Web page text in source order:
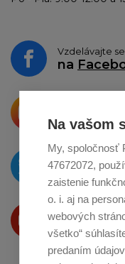
Na vašom
My, spoločnosť
47672072,
zaistenie
o. i. aj na
webových
všetko“
predaním
Vzdelávajte
na
o
O novinkách
na
Produkty
na Youtube